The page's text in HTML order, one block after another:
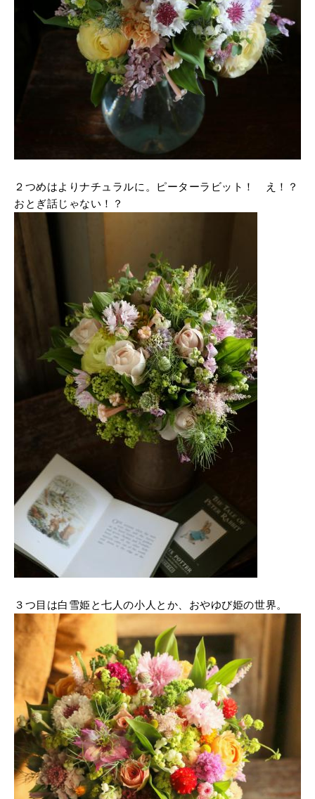
２つめはよりナチュラルに。ピーターラビット！ え！？
おとぎ話じゃない！？
３つ目は白雪姫と七人の小人とか、おやゆび姫の世界。